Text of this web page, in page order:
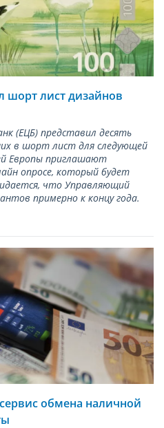
шорт лист дизайнов
(ЕЦБ) представил десять
в шорт лист для следующей
Европы приглашают
опросе, который будет
что Управляющий
примерно к концу года.
обмена наличной